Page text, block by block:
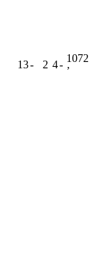
13- 2 4-
1072
ʼ